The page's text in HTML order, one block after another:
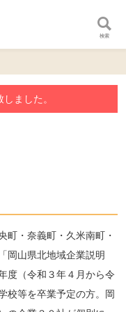
検索
ました。
町・奈義町・久米南町・
岡山県北地域企業説明
度（令和３年４月から令
校等を卒業予定の方。岡